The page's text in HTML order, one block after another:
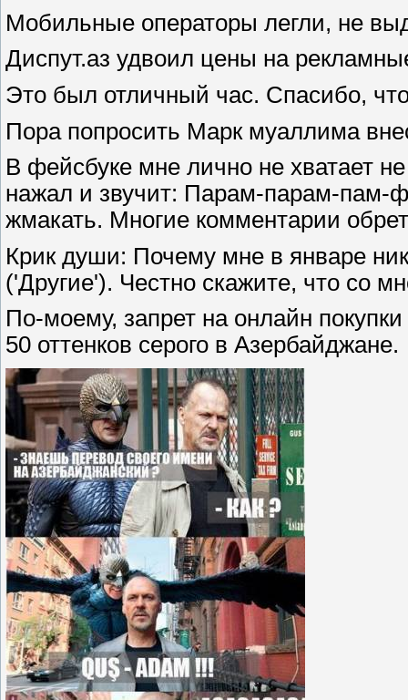
Мобильные операторы легли, не
Диспут.аз удвоил цены на
Это был отличный час. Спасибо,
Пора попросить Марк муаллима
В фейсбуке мне лично не хватает
нажал и звучит: Парам-парам-пам-
жмакать. Многие комментарии
Крик души: Почему мне в январе
('Другие'). Честно скажите, что со
По-моему, запрет на онлайн
50 оттенков серого в Азербайджане.